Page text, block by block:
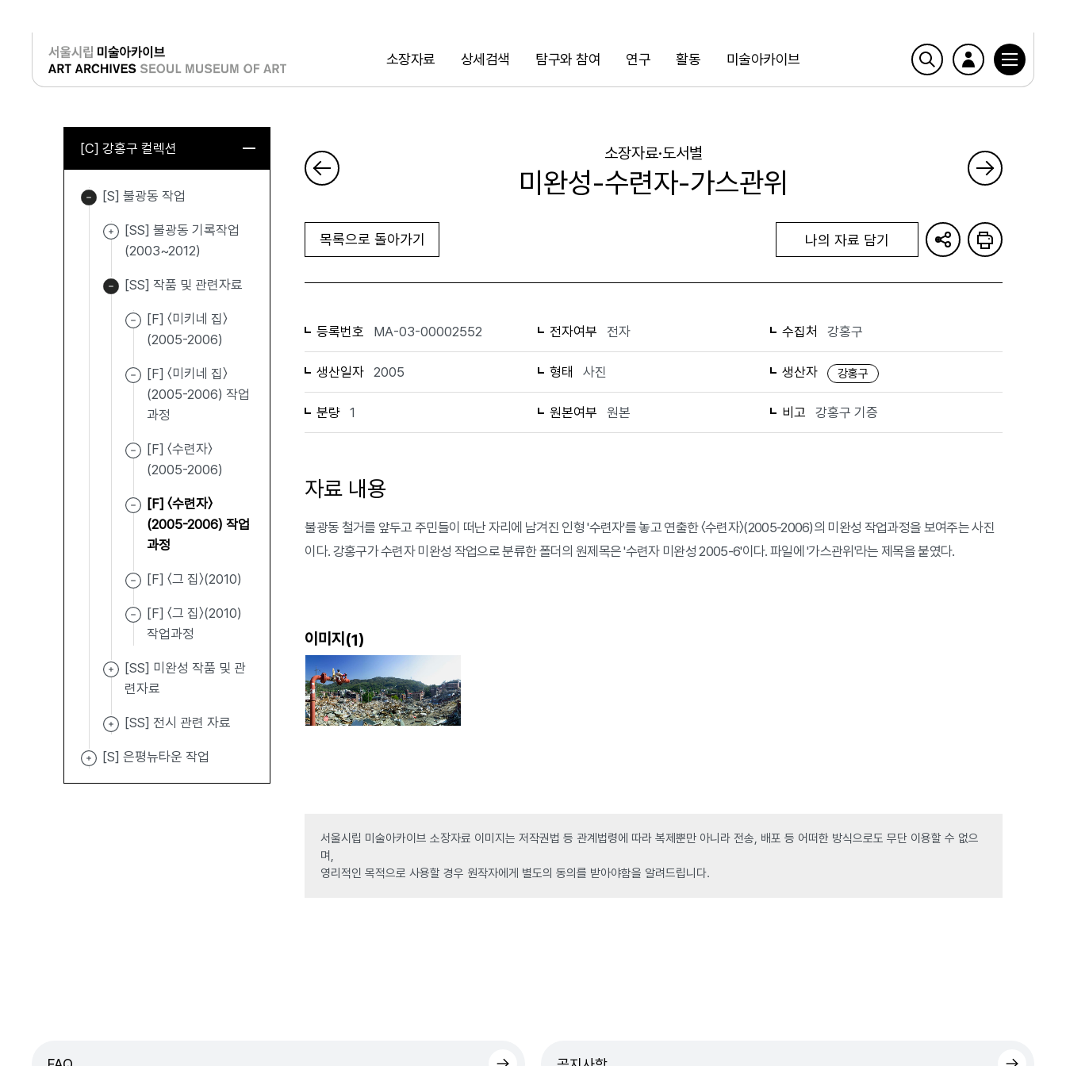
소장자료 상세검색 탐구와 참여 연구 활동 미술아카이브
검색
로그인
[C] 강홍구 컬렉션
[S] 불광동 작업
[SS] 불광동 기록작업
(2003~2012)
[SS] 작품 및 관련자료
[F] 〈미키네 집〉
(2005-2006)
[F] 〈미키네 집〉
(2005-2006) 작업
과정
[F] 〈수련자〉
(2005-2006)
[F] 〈수련자〉
(2005-2006) 작업
과정
[F] 〈그 집〉(2010)
[F] 〈그 집〉(2010)
작업과정
[SS] 미완성 작품 및 관
련자료
[SS] 전시 관련 자료
[S] 은평뉴타운 작업
소장자료·도서별
미완성-수련자-가스관위
목록으로 돌아가기 나의 자료 담기
등록번호 MA-03-00002552 전자여부 전자 수집처 강홍구
생산일자 2005 형태 사진 생산자 강홍구
분량 1 원본여부 원본 비고 강홍구 기증
자료 내용
불광동 철거를 앞두고 주민들이 떠난 자리에 남겨진 인형 '수련자'를 놓고 연출한 〈수련자〉(2005-2006)의 미완성 작업과정을 보여주는 사진
이다. 강홍구가 수련자 미완성 작업으로 분류한 폴더의 원제목은 '수련자 미완성 2005-6'이다. 파일에 '가스관위'라는 제목을 붙였다.
이미지(1)
서울시립 미술아카이브 소장자료 이미지는 저작권법 등 관계법령에 따라 복제뿐만 아니라 전송, 배포 등 어떠한 방식으로도 무단 이용할 수 없으
며,
영리적인 목적으로 사용할 경우 원작자에게 별도의 동의를 받아야함을 알려드립니다.